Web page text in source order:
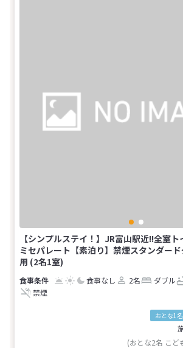
【シンプルステイ！】JR富山駅近!!全室
ミセパレート【素泊り】禁煙スタンダー
用 (2名1室)
食事なし 2名 ダブル
禁煙
おとな1名
(おとな2名 こど